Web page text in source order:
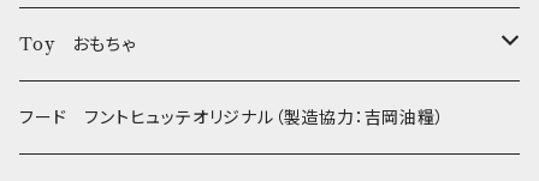
フントヒュッテオリジナル Gold
Sサイズ(テープ幅1.5cm) _ 首輪&リードセット
フントヒュッテオリジナル Silver(販売終了)
Toy おもちゃ
たまごちゃん
フード フントヒュッテオリジナル（製造協力：吉岡油糧）